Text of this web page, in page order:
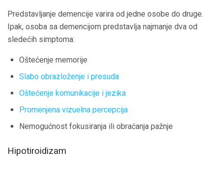
Predstavljanje demencije varira od jedne osobe do druge.
Ipak, osoba sa demencijom predstavlja najmanje dva od
sledećih simptoma:
Oštećenje memorije
Slabo obrazloženje i presuda
Oštećenje komunikacije i jezika
Promenjena vizuelna percepcija
Nemogućnost fokusiranja ili obraćanja pažnje
Hipotiroidizam